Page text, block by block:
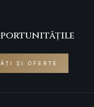
ȘI OFERTE